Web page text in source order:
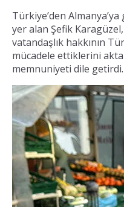
Türkiye’den
yer alan Şefik Karagüzel,
vatandaşlık hakkının
mücadele ettiklerini
memnuniyeti dile getirdi.